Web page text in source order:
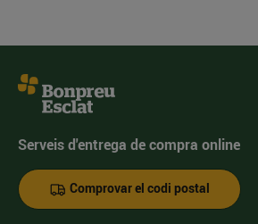
Serveis d'entrega de compra online
Comprovar el codi postal